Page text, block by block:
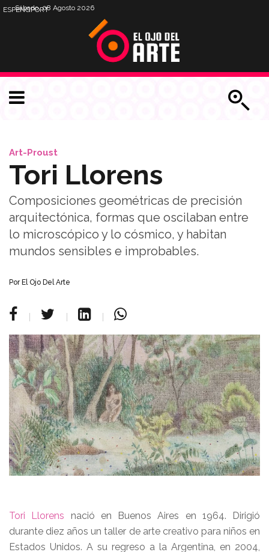
Sábado, 08 Agosto 2026
ESPENGPORT
Art-Proust
Tori Llorens
Composiciones geométricas de precisión
arquitectónica, formas que oscilaban entre
lo microscópico y lo cósmico, y habitan
mundos sensibles e improbables.
Por El Ojo Del Arte
Tori Llorens nació en Buenos Aires en 1964. Dirigió
durante diez años un taller de arte creativo para niños en
Estados Unidos. A su regreso a la Argentina, en 2004,